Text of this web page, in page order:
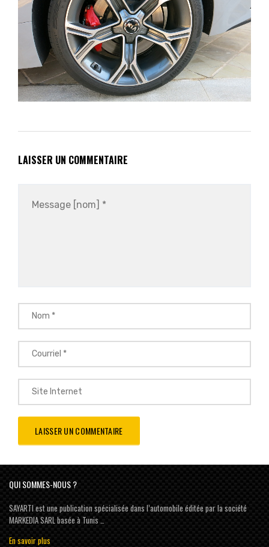
LAISSER UN COMMENTAIRE
QUI SOMMES-NOUS ?
SAYARTI est une publication spécialisée dans l’automobile éditée par la société
MARKEDIA SARL basée à Tunis …
En savoir plus